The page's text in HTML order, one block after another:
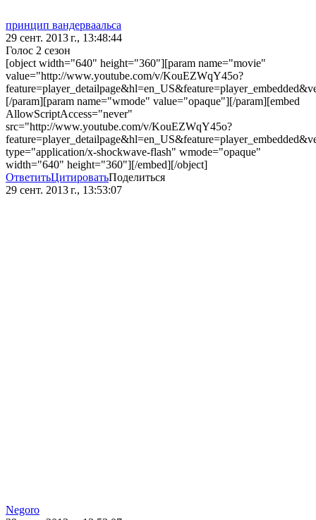
принцип вандерваальса
29 сент. 2013 г., 13:48:44
Голос 2 сезон
[object width="640" height="360"][param name="movie"
value="http://www.youtube.com/v/KouEZWqY45o?
[/param][param name="wmode" value="opaque"][/param][embed
AllowScriptAccess="never"
src="http://www.youtube.com/v/KouEZWqY45o?
type="application/x-shockwave-flash" wmode="opaque"
width="640" height="360"][/embed][/object]
ОтветитьЦитироватьПоделиться
29 сент. 2013 г., 13:53:07
Negoro